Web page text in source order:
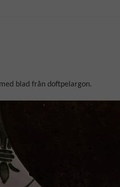
blad från doftpelargon.